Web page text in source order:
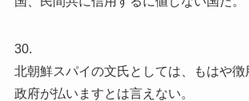
30.
北朝鮮スパイの文氏としては、もはや徴
政府が払いますとは言えない。